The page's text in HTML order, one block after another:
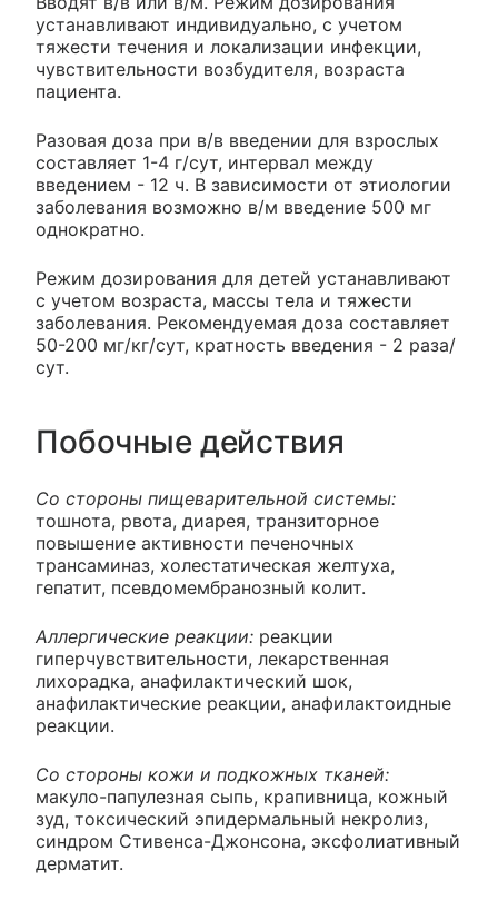
устанавливают индивидуально, с учетом
тяжести течения и локализации инфекции,
чувствительности возбудителя, возраста
пациента.
Разовая доза при в/в введении для взрослых
составляет 1-4 г/сут, интервал между
введением - 12 ч. В зависимости от этиологии
заболевания возможно в/м введение 500 мг
однократно.
Режим дозирования для детей устанавливают
с учетом возраста, массы тела и тяжести
заболевания. Рекомендуемая доза составляет
50-200 мг/кг/сут, кратность введения - 2 раза/
сут.
Побочные действия
Со стороны пищеварительной системы:
тошнота, рвота, диарея, транзиторное
повышение активности печеночных
трансаминаз, холестатическая желтуха,
гепатит, псевдомембранозный колит.
Аллергические реакции: реакции
гиперчувствительности, лекарственная
лихорадка, анафилактический шок,
анафилактические реакции, анафилактоидные
реакции.
Со стороны кожи и подкожных тканей:
макуло-папулезная сыпь, крапивница, кожный
зуд, токсический эпидермальный некролиз,
синдром Стивенса-Джонсона, эксфолиативный
дерматит.